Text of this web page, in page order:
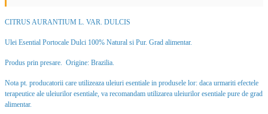
CITRUS AURANTIUM L. VAR. DULCIS
Ulei Esential Portocale Dulci 100% Natural si Pur. Grad alimentar.
Produs prin presare. Origine: Brazilia.
Nota pt. producatorii care utilizeaza uleiuri esentiale in produsele lor: daca urmariti efectele
terapeutice ale uleiurilor esentiale, va recomandam utilizarea uleiurilor esentiale pure de grad
alimentar.